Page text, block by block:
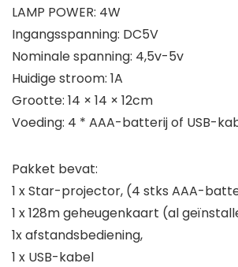
LAMP POWER: 4W
Ingangsspanning: DC5V
Nominale spanning: 4,5v-5v
Huidige stroom: 1A
Grootte: 14 × 14 × 12cm
Voeding: 4 * AAA-batterij of USB-
Pakket bevat:
1 x Star-projector, (4 stks AAA-
1 x 128m geheugenkaart (al
1x afstandsbediening,
1 x USB-kabel